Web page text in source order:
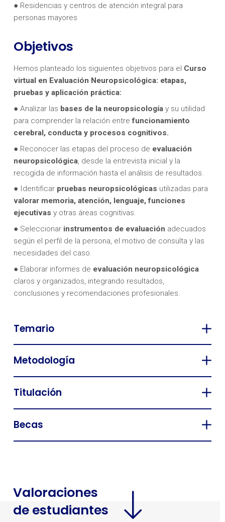
● Residencias y centros de atención integral para
personas mayores
Objetivos
Hemos planteado los siguientes objetivos para el Curso
virtual en Evaluación Neuropsicológica: etapas,
pruebas y aplicación práctica:
● Analizar las bases de la neuropsicología y su utilidad
para comprender la relación entrefuncionamiento
cerebral, conducta y procesos cognitivos.
● Reconocer las etapas del proceso de evaluación
neuropsicológica, desde la entrevista inicial y la
recogida de información hasta el análisis de resultados.
● Identificarpruebas neuropsicológicas utilizadas para
valorar memoria, atención, lenguaje, funciones
ejecutivas y otras áreas cognitivas.
● Seleccionarinstrumentos de evaluación adecuados
según el perfil de la persona, el motivo de consulta y las
necesidades del caso.
● Elaborar informes de evaluación neuropsicológica
claros y organizados, integrando resultados,
conclusiones y recomendaciones profesionales.
Temario
Metodología
Titulación
Becas
Valoraciones
de estudiantes